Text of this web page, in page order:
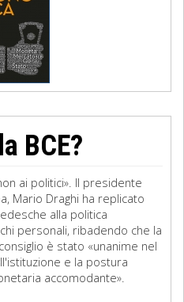
BCE?
ai politici». Il presidente
Mario Draghi ha replicato
alla politica
personali, ribadendo che la
è stato «unanime nel
e la postura
accomodante».